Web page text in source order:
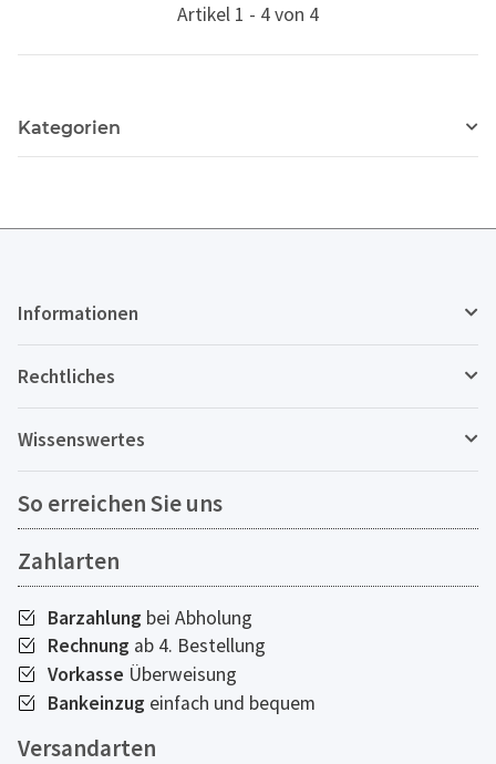
Artikel 1 - 4 von 4
Kategorien
Informationen
Rechtliches
Wissenswertes
So erreichen Sie uns
Zahlarten
Barzahlung bei Abholung
Rechnung ab 4. Bestellung
Vorkasse Überweisung
Bankeinzug einfach und bequem
Versandarten